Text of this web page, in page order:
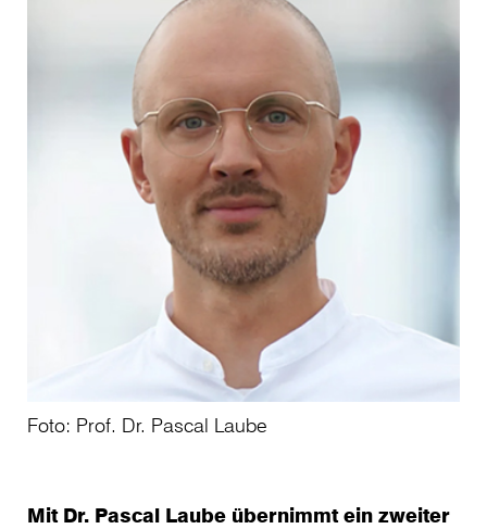
Foto: Prof. Dr. Pascal Laube
Mit Dr. Pascal Laube übernimmt ein zweiter